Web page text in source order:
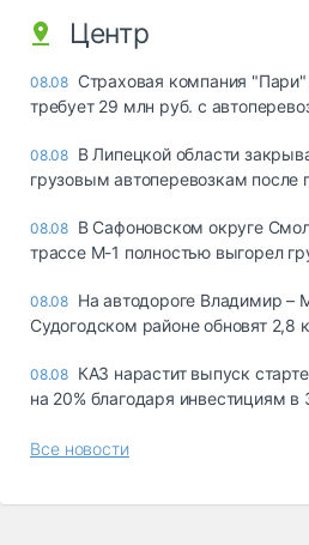
Центр
08.08 Страховая компания "Пари"
требует 29 млн руб. с
08.08 В Липецкой области
грузовым автоперевозкам после
08.08 В Сафоновском округе
трассе М-1 полностью выгорел
08.08 На автодороге Владимир –
Судогодском районе обновят 2,8
08.08 КАЗ нарастит выпуск
на 20% благодаря инвестициям
Все новости